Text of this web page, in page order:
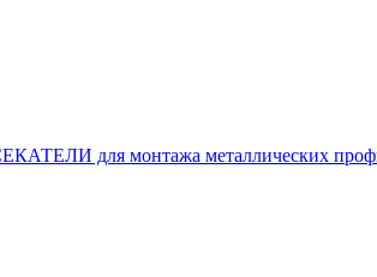
для монтажа металлических